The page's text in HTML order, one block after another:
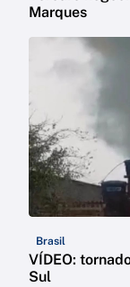
Marques
Brasil
VÍDEO:
Sul